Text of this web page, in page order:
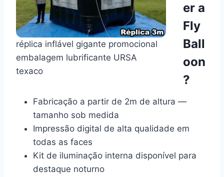
réplica inflável gigante promocional
embalagem lubrificante URSA
texaco
er a
Fly
Ball
oon
?
Fabricação a partir de 2m de altura —
tamanho sob medida
Impressão digital de alta qualidade em
todas as faces
Kit de iluminação interna disponível para
destaque noturno